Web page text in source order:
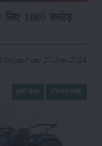
Updated on: 27-Sep-2024